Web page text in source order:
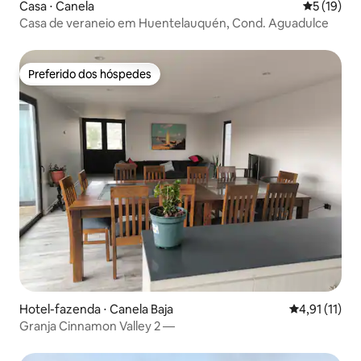
Casa ⋅ Canela 5 de uma
5 (19)
Casa de veraneio em Huentelauquén, Cond. Aguadulce
Preferido dos hóspedes
Preferido dos hóspedes
Hotel-fazenda ⋅ Canela Baja 4,91 de uma
4,91 (11)
Granja Cinnamon Valley 2 —